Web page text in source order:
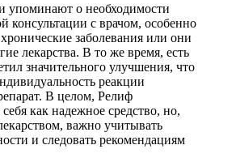
упоминают о необходимости
консультации с врачом, особенно
заболевания или они
лекарства. В то же время, есть
значительного улучшения, что
реакции
В целом, Релиф
как надежное средство, но,
важно учитывать
и следовать рекомендациям